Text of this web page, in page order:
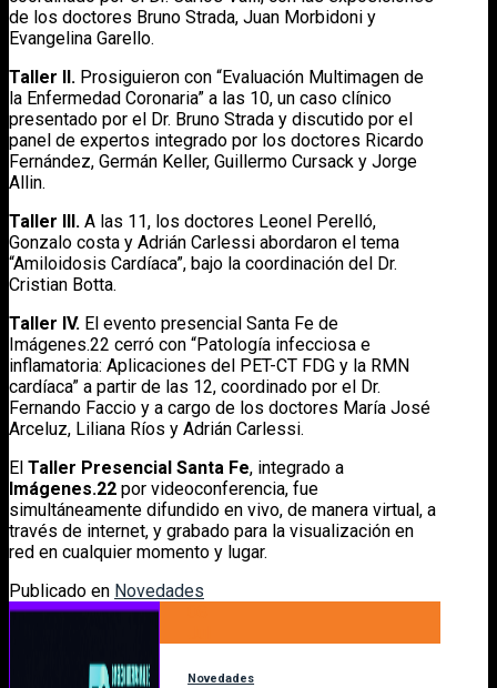
de los doctores Bruno Strada, Juan Morbidoni y
Evangelina Garello.
Taller II. Prosiguieron con “Evaluación Multimagen de
la Enfermedad Coronaria” a las 10, un caso clínico
presentado por el Dr. Bruno Strada y discutido por el
panel de expertos integrado por los doctores Ricardo
Fernández, Germán Keller, Guillermo Cursack y Jorge
Allin.
Taller III. A las 11, los doctores Leonel Perelló,
Gonzalo costa y Adrián Carlessi abordaron el tema
“Amiloidosis Cardíaca”, bajo la coordinación del Dr.
Cristian Botta.
Taller IV. El evento presencial Santa Fe de
Imágenes.22 cerró con “Patología infecciosa e
inflamatoria: Aplicaciones del PET-CT FDG y la RMN
cardíaca” a partir de las 12, coordinado por el Dr.
Fernando Faccio y a cargo de los doctores María José
Arceluz, Liliana Ríos y Adrián Carlessi.
El Taller Presencial Santa Fe, integrado a
Imágenes.22 por videoconferencia, fue
simultáneamente difundido en vivo, de manera virtual, a
través de internet, y grabado para la visualización en
red en cualquier momento y lugar.
Publicado en Novedades
Novedades